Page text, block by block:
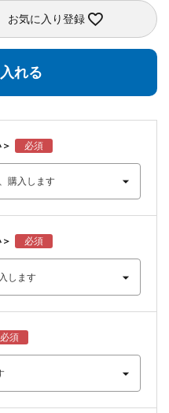
お気に入り登録
れる